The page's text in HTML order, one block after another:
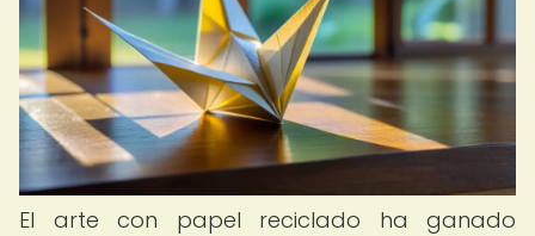
El arte con papel reciclado ha ganado